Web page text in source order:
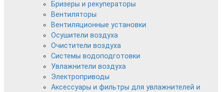
Бризеры и рекуператоры
Вентиляторы
Вентиляционные установки
Осушители воздуха
Очистители воздуха
Системы водоподготовки
Увлажнители воздуха
Электроприводы
Аксессуары и фильтры для увлажнителей и